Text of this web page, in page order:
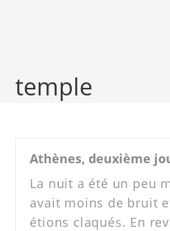
temple
Athènes, deuxième
La nuit a été un peu
avait moins de bruit
étions claqués. En